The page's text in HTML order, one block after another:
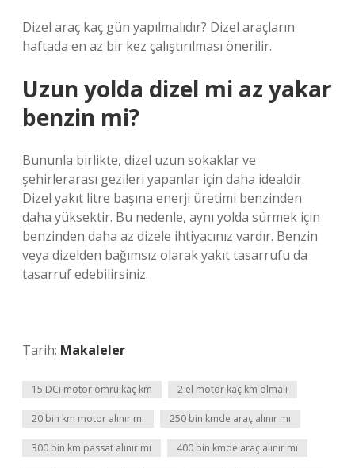
Dizel araç kaç gün yapılmalıdır? Dizel araçların
haftada en az bir kez çalıştırılması önerilir.
Uzun yolda dizel mi az yakar
benzin mi?
Bununla birlikte, dizel uzun sokaklar ve
şehirlerarası gezileri yapanlar için daha idealdir.
Dizel yakıt litre başına enerji üretimi benzinden
daha yüksektir. Bu nedenle, aynı yolda sürmek için
benzinden daha az dizele ihtiyacınız vardır. Benzin
veya dizelden bağımsız olarak yakıt tasarrufu da
tasarruf edebilirsiniz.
Tarih: Makaleler
15 DCi motor ömrü kaç km 2 el motor kaç km olmalı
20 bin km motor alınır mı 250 bin kmde araç alınır mı
300 bin km passat alınır mı 400 bin kmde araç alınır mı